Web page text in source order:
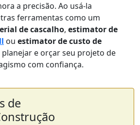
a precisão. Ao usá-la
ferramentas como um
de cascalho, estimator de
ou estimator de custo de
planejar e orçar seu projeto de
com confiança.
de